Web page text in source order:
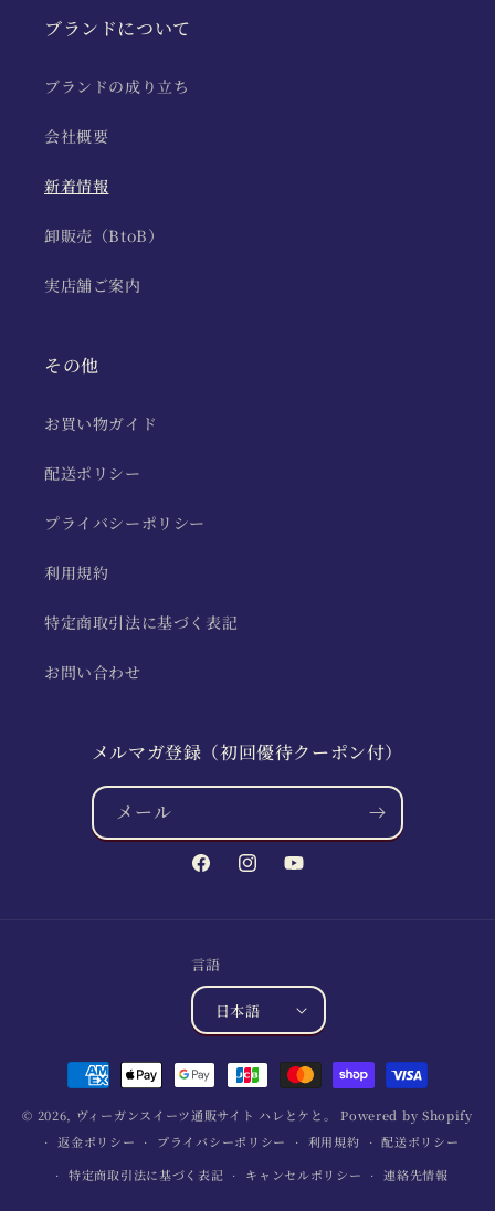
ブランドについて
ブランドの成り立ち
会社概要
新着情報
卸販売（BtoB）
実店舗ご案内
その他
お買い物ガイド
配送ポリシー
プライバシーポリシー
利用規約
特定商取引法に基づく表記
お問い合わせ
メルマガ登録（初回優待クーポン付）
メール
FacebookInstagramYouTube
言語
日本語
決
済
方
法
© 2026, ヴィーガンスイーツ通販サイト ハレとケと。
Powered by Shopify
返金ポリシー
プライバシーポリシー 利用規約
配送ポリシー
特定商取引法に基づく表記
キャンセルポリシー 連絡先情報